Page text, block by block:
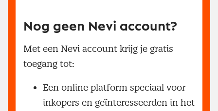
Nog geen Nevi account?
Met een Nevi account krijg je gratis
toegang tot:
Een online platform speciaal voor
inkopers en geïnteresseerden in het